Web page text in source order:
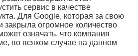
сервис в качестве
Для Google, которая за свою
закрыла огромное количество
означать, что компания
во всяком случае на данном